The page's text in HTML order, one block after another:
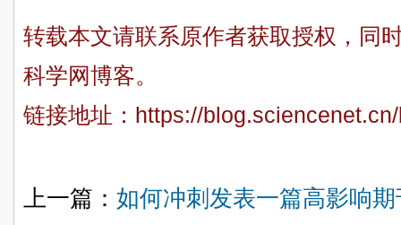
转载本文请联系原作者获取授权，同
科学网博客。
链接地址： https://
上一篇： 如何冲刺发表一篇高影响